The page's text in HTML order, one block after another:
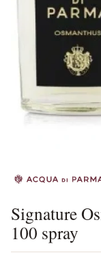
Scopri i prodotti
Signature
100 spray